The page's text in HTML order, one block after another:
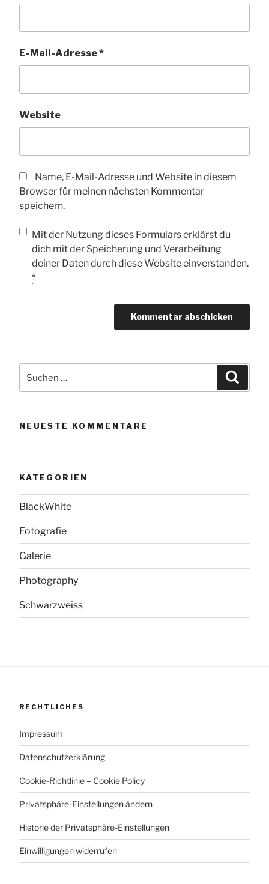
E-Mail-Adresse*
Website
Name, E-Mail-Adresse und Website in diesem
Browser für meinen nächsten Kommentar
speichern.
Mit der Nutzung dieses Formulars erklärst du
dich mit der Speicherung und Verarbeitung
deiner Daten durch diese Website einverstanden.
*
nach:
NEUESTE KOMMENTARE
KATEGORIEN
BlackWhite
Fotografie
Galerie
Photography
Schwarzweiss
RECHTLICHES
Impressum
Datenschutzerklärung
Cookie-Richtlinie – Cookie Policy
Privatsphäre-Einstellungen ändern
Historie der Privatsphäre-Einstellungen
Einwilligungen widerrufen